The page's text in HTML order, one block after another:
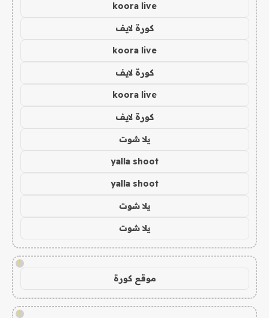
koora live
كورة لايف
koora live
كورة لايف
koora live
كورة لايف
يلا شوت
yalla shoot
yalla shoot
يلا شوت
يلا شوت
!
موقع كورة
!